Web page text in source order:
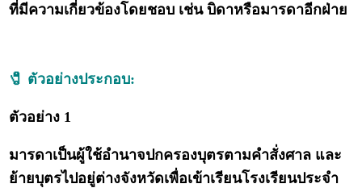
ที่มีความเกี่ยวข้องโดยชอบ เช่น บิดาหรือมารดาอีกฝ่าย
🧷 ตัวอย่างประกอบ:
ตัวอย่าง 1
มารดาเป็นผู้ใช้อำนาจปกครองบุตรตามคำสั่งศาล และ
ย้ายบุตรไปอยู่ต่างจังหวัดเพื่อเข้าเรียนโรงเรียนประจำ